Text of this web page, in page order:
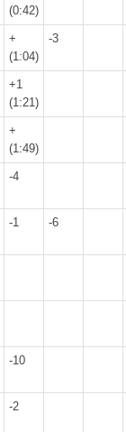
(0:42)
+
(1:04)
-3
+1
(1:21)
+
(1:49)
-4
-1 -6
-10
-2